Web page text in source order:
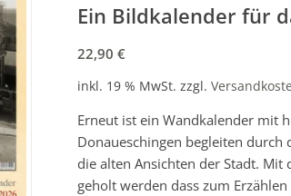
Ein Bildkalender für
22,90€
inkl. 19 % MwSt. zzgl.
Erneut ist ein Wandkalender mit
Donaueschingen begleiten durch
die alten Ansichten der Stadt.
geholt werden dass zum